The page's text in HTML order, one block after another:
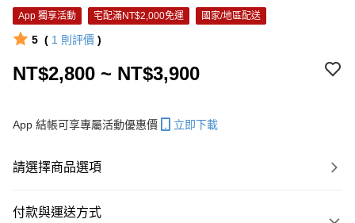
App 獨享活動 宅配滿NT$2,000免運 國家/地區配送
5 ( 1 則評價 )
NT$2,800 ~ NT$3,900
App 結帳可享專屬活動優惠價 立即下載
請選擇商品選項
付款與運送方式